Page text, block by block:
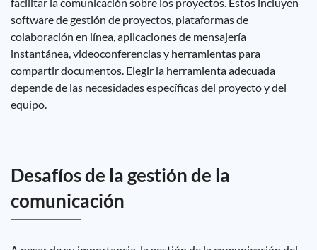
software de gestión de proyectos, plataformas de
colaboración en línea, aplicaciones de mensajería
instantánea, videoconferencias y herramientas para
compartir documentos. Elegir la herramienta adecuada
depende de las necesidades específicas del proyecto y del
equipo.
Desafíos de la gestión de la
comunicación